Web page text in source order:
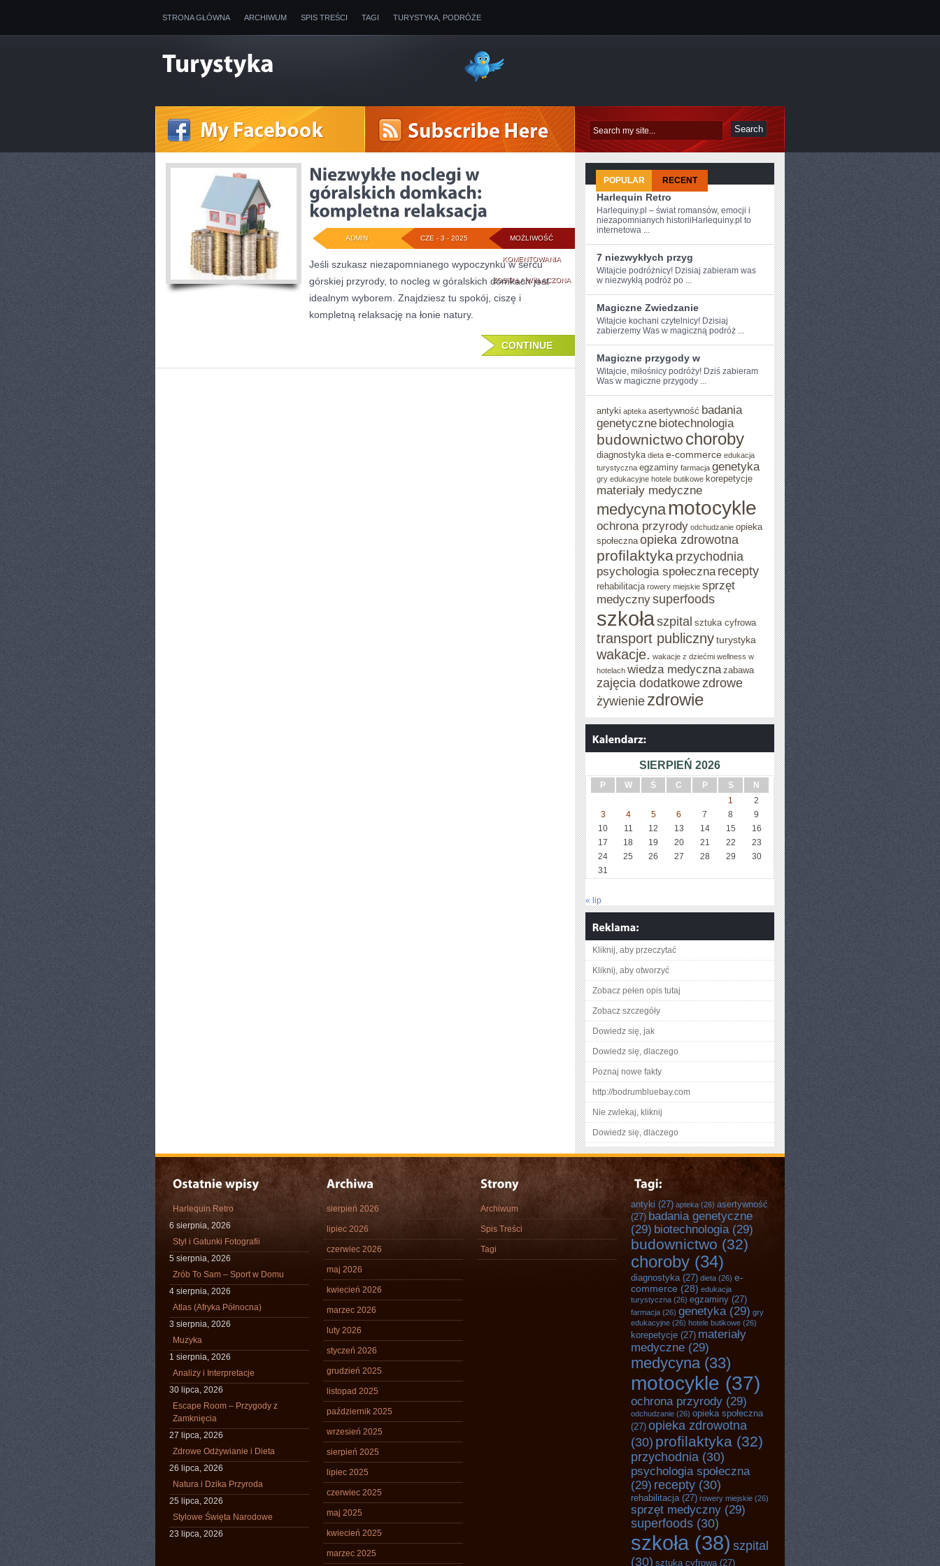
STRONA GŁÓWNA ARCHIWUM SPIS TREŚCI TAGI TURYSTYKA, PODRÓŻE
MOŻLIWOŚĆ
KOMENTOWANIANIEZWYKŁE
NOCLEGI
GÓRALSKICH
DOMKACH:
KOMPLETNA
RELAKSACJA
ZOSTAŁA WYŁĄCZONA
CZE - 3 - 2025
ADMIN
Jeśli szukasz niezapomnianego wypoczynku w sercu
górskiej przyrody, to nocleg w góralskich domkach jest
idealnym wyborem. Znajdziesz tu spokój, ciszę i
kompletną relaksację na łonie natury.
CONTINUE
POPULAR RECENT
Harlequin Retro
Harlequiny.pl – świat romansów, emocji i
niezapomnianych historiiHarlequiny.pl to
internetowa ...
7 niezwykłych przyg
Witajcie podróżnicy! Dzisiaj zabieram was
w ‌niezwykłą podróż ⁢po ...
Magiczne Zwiedzanie
Witajcie⁢ kochani czytelnicy! ⁤Dzisiaj
zabierzemy Was w⁣ magiczną podróż ...
Magiczne przygody w
Witajcie, miłośnicy podróży! Dziś zabieram
Was⁤ w magiczne przygody ...
antyki apteka asertywność badania
genetyczne biotechnologia
budownictwo choroby
diagnostyka dieta e-commerce edukacja
turystyczna egzaminy farmacja genetyka
gry edukacyjne hotele butikowe korepetycje
materiały medyczne
medycyna motocykle
ochrona przyrody odchudzanie opieka
społeczna opieka zdrowotna
profilaktyka przychodnia
psychologia społeczna recepty
rehabilitacja rowery miejskie sprzęt
medycznysuperfoods
szkołaszpital sztuka cyfrowa
transport publicznyturystyka
wakacje. wakacje z dziećmi wellness w
hotelach wiedza medyczna zabawa
zajęcia dodatkowezdrowe
żywienie zdrowie
SIERPIEŃ 2026
P W Ś C P S
N
1
2
3
4 5 6 7 8
9
10
11 12 13 14 15
16
17
18 19 20 21 22
23
24
25 26 27 28 29
30
31
« lip
Kliknij, aby przeczytać
Kliknij, aby otworzyć
Zobacz pełen opis tutaj
Zobacz szczegóły
Dowiedz się, jak
Dowiedz się, dlaczego
Poznaj nowe fakty
http://bodrumbluebay.com
Nie zwlekaj, kliknij
Dowiedz się, dlaczego
Harlequin Retro
6 sierpnia, 2026
Styl i Gatunki Fotografii
5 sierpnia, 2026
Zrób To Sam – Sport w Domu
4 sierpnia, 2026
Atlas (Afryka Północna)
3 sierpnia, 2026
Muzyka
1 sierpnia, 2026
Analizy i Interpretacje
30 lipca, 2026
Escape Room – Przygody z
Zamknięcia
27 lipca, 2026
Zdrowe Odżywianie i Dieta
26 lipca, 2026
Natura i Dzika Przyroda
25 lipca, 2026
Stylowe Święta Narodowe
23 lipca, 2026
sierpień 2026
lipiec 2026
czerwiec 2026
maj 2026
kwiecień 2026
marzec 2026
luty 2026
styczeń 2026
grudzień 2025
listopad 2025
październik 2025
wrzesień 2025
sierpień 2025
lipiec 2025
czerwiec 2025
maj 2025
kwiecień 2025
marzec 2025
Archiwum
Spis Treści
Tagi
antyki (27) apteka (26) asertywność
(27) badania genetyczne
(29) biotechnologia (29)
budownictwo (32)
choroby (34)
diagnostyka(27) dieta (26) e-
commerce (28) edukacja
turystyczna (26) egzaminy (27)
farmacja (26) genetyka (29) gry
edukacyjne (26) hotele butikowe (26)
korepetycje (27) materiały
medyczne (29)
medycyna(33)
motocykle (37)
ochrona przyrody (29)
odchudzanie (26) opieka społeczna
(27) opieka zdrowotna
(30) profilaktyka (32)
przychodnia (30)
psychologia społeczna
(29) recepty (30)
rehabilitacja(27) rowery miejskie (26)
sprzęt medyczny (29)
superfoods (30)
szkoła (38) szpital
(30) sztuka cyfrowa(27)